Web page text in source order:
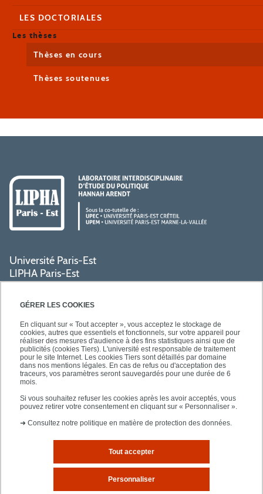
GÉRER LES COOKIES
En cliquant sur « Tout accepter », vous acceptez le stockage de
cookies, autres que essentiels et fonctionnels, sur votre appareil pour
réaliser des mesures d'audience à des fins statistiques ainsi que de
publicités (cookies Tiers). L'université est responsable de traitement
pour le site Internet. Les cookies Tiers sont détaillés par domaine
dans nos mentions légales. En cas de refus ou d'acceptation des
traceurs, vos paramètres seront sauvegardés pour une durée de 6
mois.
Si vous souhaitez refuser les cookies après les avoir acceptés, vous
pouvez retirer votre consentement en cliquant sur « Personnaliser ».
➜ Consultez notre politique en matière de protection des données.
Tout accepter
Personnaliser
LES DOCTORIALES
Les thèses
Thèses en cours
Thèses soutenues
Université Paris-Est
LIPHA Paris-Est
Campus Centre de Créteil
61, avenue du Général de Gaulle
PRATIQUE
ACCÈS RAPIDES
Plan d'accès
Plan du site